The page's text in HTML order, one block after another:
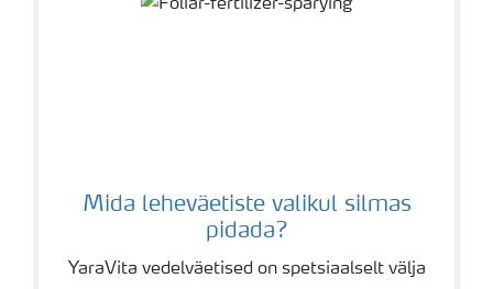
Mida leheväetiste valikul silmas
pidada?
YaraVita vedelväetised on spetsiaalselt välja